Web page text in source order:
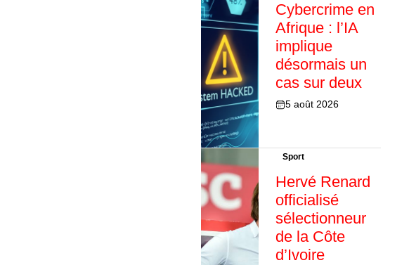
Cybercrime en
Afrique : l’IA
implique
désormais un
cas sur deux
5 août 2026
Sport
Hervé Renard
officialisé
sélectionneur
de la Côte
d’Ivoire